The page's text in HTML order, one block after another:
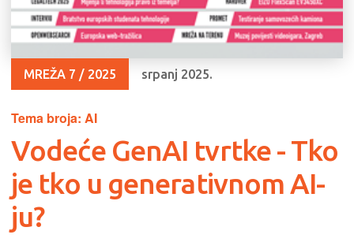
MREŽA 7 / 2025 srpanj 2025.
Tema broja: AI
Vodeće GenAI tvrtke - Tko
je tko u generativnom AI-
ju?